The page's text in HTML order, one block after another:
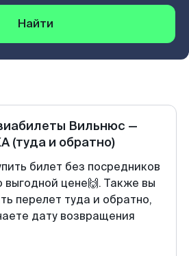
Найти
Вильнюс —
(туда и обратно)
билет без посредников
выгодной цене🙌. Также вы
перелет туда и обратно,
дату возвращения